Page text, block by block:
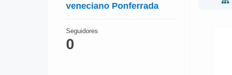
veneciano Ponferrada
Seguidores
0